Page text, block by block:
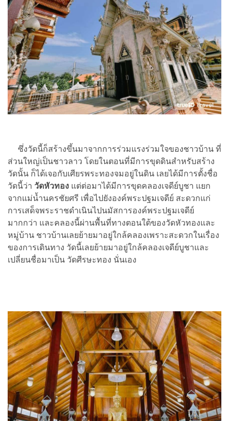
ซึ่งวัดนี้ก็สร้างขึ้นมาจากการร่วมแรงร่วมใจของชาวบ้าน ที่
ส่วนใหญ่เป็นชาวลาว โดยในตอนที่มีการขุดดินสำหรับสร้าง
วัดนั้น ก็ได้เจอกับเศียรพระทองจมอยู่ในดิน เลยได้มีการตั้งชื่อ
วัดนี้ว่า วัดหัวทอง แต่ต่อมาได้มีการขุดคลองเจดีย์บูชา แยก
จากแม่น้ำนครชัยศรี เพื่อไปยังองค์พระปฐมเจดีย์ สะดวกแก่
การเสด็จพระราชดำเนินไปนมัสการองค์พระปฐมเจดีย์
มากกว่า และคลองนี้ผ่านพื้นที่ทางตอนใต้ของวัดหัวทองและ
หมู่บ้าน ชาวบ้านเลยย้ายมาอยู่ใกล้คลองเพราะสะดวกในเรื่อง
ของการเดินทาง วัดนี้เลยย้ายมาอยู่ใกล้คลองเจดีย์บูชาและ
เปลี่ยนชื่อมาเป็น วัดศีรษะทอง นั่นเอง